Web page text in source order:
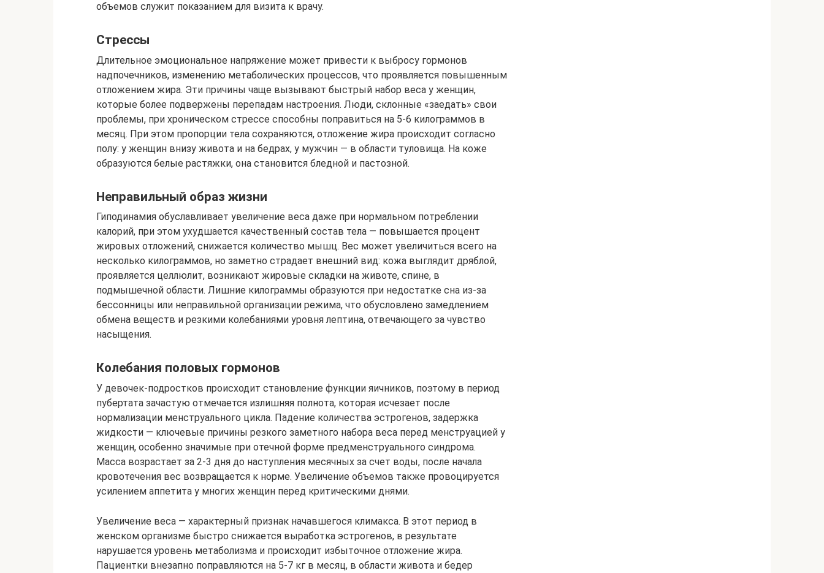
объемов служит показанием для визита к врачу.
Стрессы
Длительное эмоциональное напряжение может привести к выбросу гормонов
надпочечников, изменению метаболических процессов, что проявляется повышенным
отложением жира. Эти причины чаще вызывают быстрый набор веса у женщин,
которые более подвержены перепадам настроения. Люди, склонные «заедать» свои
проблемы, при хроническом стрессе способны поправиться на 5-6 килограммов в
месяц. При этом пропорции тела сохраняются, отложение жира происходит согласно
полу: у женщин внизу живота и на бедрах, у мужчин — в области туловища. На коже
образуются белые растяжки, она становится бледной и пастозной.
Неправильный образ жизни
Гиподинамия обуславливает увеличение веса даже при нормальном потреблении
калорий, при этом ухудшается качественный состав тела — повышается процент
жировых отложений, снижается количество мышц. Вес может увеличиться всего на
несколько килограммов, но заметно страдает внешний вид: кожа выглядит дряблой,
проявляется целлюлит, возникают жировые складки на животе, спине, в
подмышечной области. Лишние килограммы образуются при недостатке сна из-за
бессонницы или неправильной организации режима, что обусловлено замедлением
обмена веществ и резкими колебаниями уровня лептина, отвечающего за чувство
насыщения.
Колебания половых гормонов
У девочек-подростков происходит становление функции яичников, поэтому в период
пубертата зачастую отмечается излишняя полнота, которая исчезает после
нормализации менструального цикла. Падение количества эстрогенов, задержка
жидкости — ключевые причины резкого заметного набора веса перед менструацией у
женщин, особенно значимые при отечной форме предменструального синдрома.
Масса возрастает за 2-3 дня до наступления месячных за счет воды, после начала
кровотечения вес возвращается к норме. Увеличение объемов также провоцируется
усилением аппетита у многих женщин перед критическими днями.
Увеличение веса — характерный признак начавшегося климакса. В этот период в
женском организме быстро снижается выработка эстрогенов, в результате
нарушается уровень метаболизма и происходит избыточное отложение жира.
Пациентки внезапно поправляются на 5-7 кг в месяц, в области живота и бедер